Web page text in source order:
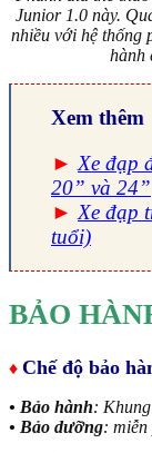
Junior 1.0 này.
nhiều với hệ thống
hành
Xem thêm
► Xe đạp
20” và 24”
► Xe đạp
tuổi)
BẢO
♦ Chế độ bảo
• Bảo hành:
• Bảo dưỡng: miễn